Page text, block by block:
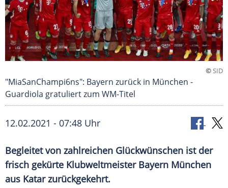
©SID
"MiaSanChampi6ns": Bayern zurück in München -
Guardiola gratuliert zum WM-Titel
12.02.2021 - 07:48 Uhr
Begleitet von zahlreichen Glückwünschen ist der
frisch gekürte Klubweltmeister Bayern München
aus Katarzurückgekehrt.